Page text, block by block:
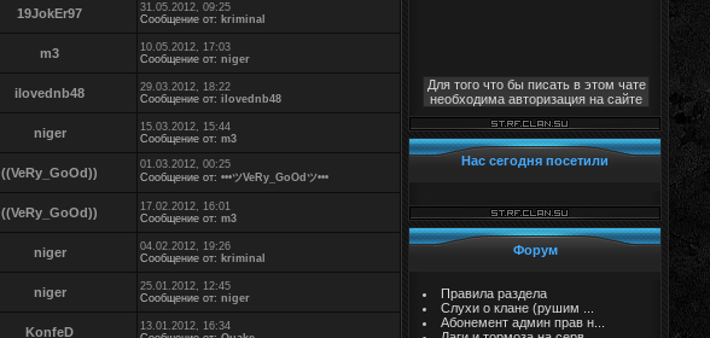
19JokEr97
31.05.2012, 09:25
Сообщение от: kriminal
m3
10.05.2012, 17:03
Сообщение от: niger
ilovednb48
29.03.2012, 18:22
Сообщение от: ilovednb48
niger
15.03.2012, 15:44
Сообщение от: m3
((VeRy_GoOd))
01.03.2012, 00:25
Сообщение от: •••ツVeRy_GoOdツ•••
((VeRy_GoOd))
17.02.2012, 16:01
Сообщение от: m3
niger
04.02.2012, 19:26
Сообщение от: kriminal
niger
25.01.2012, 12:45
Сообщение от: niger
KonfeD
13.01.2012, 16:34
Для того что бы писать в этом чате
необходима авторизация на сайте
Нас сегодня посетили
Форум
Правила раздела
Слухи о клане (рушим ...
Абонемент админ прав н...